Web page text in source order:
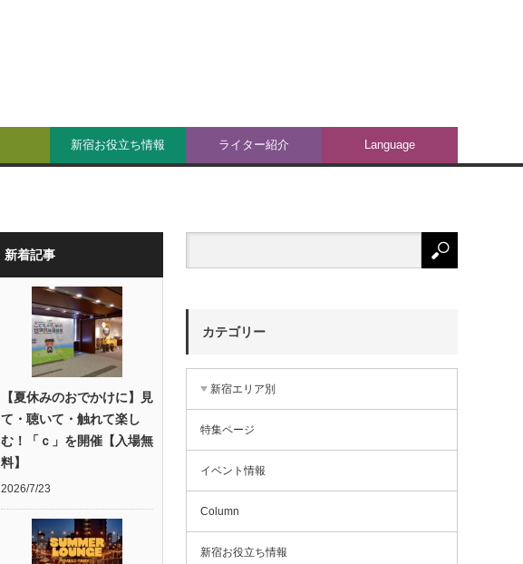
新宿お役立ち情報 ライター紹介 Language
新着記事
【夏休みのおでかけに】見
て・聴いて・触れて楽し
む！「ｃ」を開催【入場無
料】
2026/7/23
カテゴリー
新宿エリア別
特集ページ
イベント情報
Column
新宿お役立ち情報